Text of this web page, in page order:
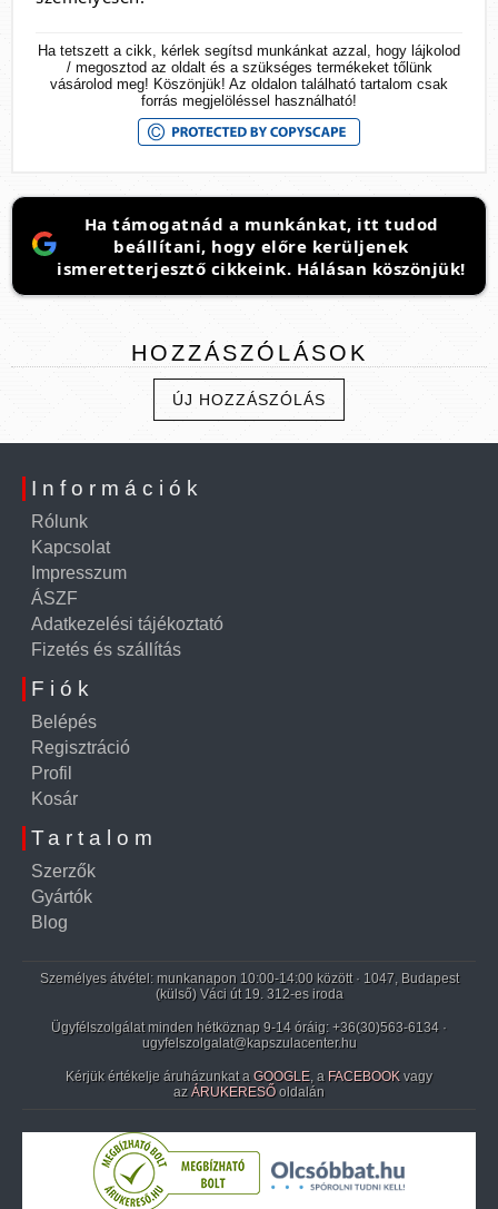
Ha tetszett a cikk, kérlek segítsd munkánkat azzal, hogy lájkolod
/ megosztod az oldalt és a szükséges termékeket tőlünk
vásárolod meg! Köszönjük! Az oldalon található tartalom csak
forrás megjelöléssel használható!
Ha támogatnád a munkánkat, itt tudod
beállítani, hogy előre kerüljenek
ismeretterjesztő cikkeink. Hálásan köszönjük!
HOZZÁSZÓLÁSOK
ÚJ HOZZÁSZÓLÁS
Információk
Rólunk
Kapcsolat
Impresszum
ÁSZF
Adatkezelési tájékoztató
Fizetés és szállítás
Fiók
Belépés
Regisztráció
Profil
Kosár
Tartalom
Szerzők
Gyártók
Blog
Személyes átvétel: munkanapon 10:00-14:00 között · 1047, Budapest
(külső) Váci út 19. 312-es iroda
Ügyfélszolgálat minden hétköznap 9-14 óráig: +36(30)563-6134 ·
ugyfelszolgalat@kapszulacenter.hu
Kérjük értékelje áruházunkat a GOOGLE, a FACEBOOK vagy
az ÁRUKERESŐ oldalán